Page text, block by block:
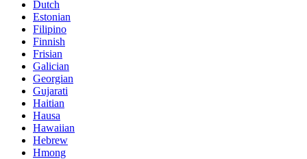
Dutch
Estonian
Filipino
Finnish
Frisian
Galician
Georgian
Gujarati
Haitian
Hausa
Hawaiian
Hebrew
Hmong